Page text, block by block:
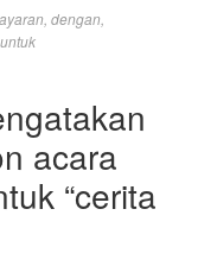
dengan
untuk
acara
“cerita